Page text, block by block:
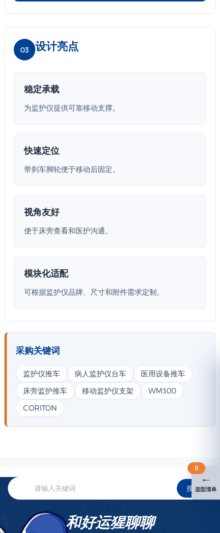
03 设计亮点
稳定承载
为监护仪提供可靠移动支撑。
快速定位
带刹车脚轮便于移动后固定。
视角友好
便于床旁查看和医护沟通。
模块化适配
可根据监护仪品牌、尺寸和附件需求定制。
采购关键词
监护仪推车 病人监护仪台车
医用设备推车
床旁监护推车
移动监护仪支架
WM300
CORITON
搜索
和好运猩聊聊
←
选型清单
0